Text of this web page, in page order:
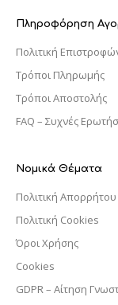
Πληροφόρηση
Πολιτική
Τρόποι Πληρωμής
Τρόποι Αποστολής
FAQ – Συχνές
Νομικά Θέματα
Πολιτική Απορρήτου
Πολιτική Cookies
Όροι Χρήσης
Cookies
GDPR – Αίτηση